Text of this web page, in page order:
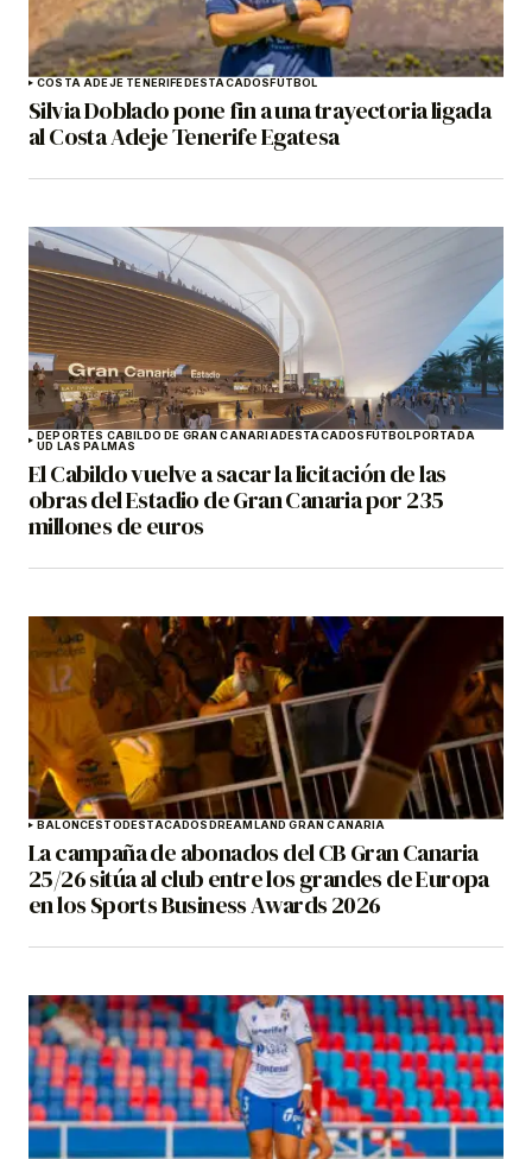
COSTA ADEJE TENERIFEDESTACADOSFÚTBOL
Silvia Doblado pone fin a una trayectoria ligada
al Costa Adeje Tenerife Egatesa
DEPORTES CABILDO DE GRAN CANARIADESTACADOSFÚTBOLPORTADA
UD LAS PALMAS
El Cabildo vuelve a sacar la licitación de las
obras del Estadio de Gran Canaria por 235
millones de euros
BALONCESTODESTACADOSDREAMLAND GRAN CANARIA
La campaña de abonados del CB Gran Canaria
25/26 sitúa al club entre los grandes de Europa
en los Sports Business Awards 2026